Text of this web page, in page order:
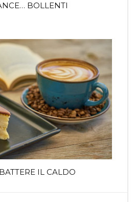
BOLLENTI
IL CALDO